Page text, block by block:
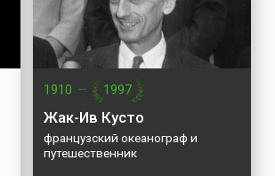
1910 — 1997
Жак-Ив Кусто
французский океанограф и
путешественник